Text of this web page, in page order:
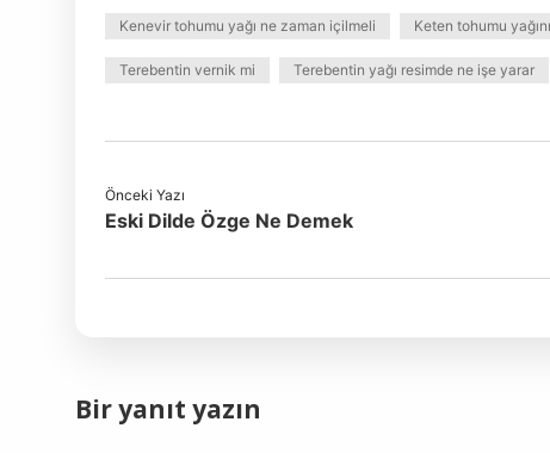
Kenevir tohumu yağı ne zaman içilmeli Keten tohumu
Terebentin vernik mi Terebentin yağı resimde ne işe yarar
Önceki Yazı
Eski Dilde Özge Ne Demek
Bir yanıt yazın